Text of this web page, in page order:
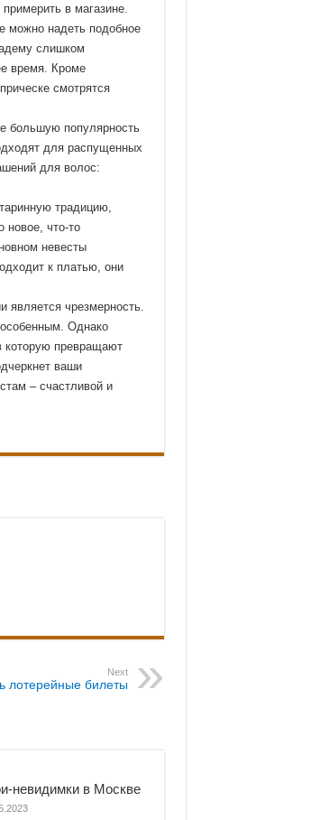
в магазине.
можно надеть подобное
слишком
время. Кроме
смотрятся
большую популярность
для распущенных
для волос:
традицию,
новое, что-то
невесты
к платью, они
чрезмерность.
Однако
которую превращают
ваши
– счастливой и
Next
лотерейные билеты
невидимки в Москве